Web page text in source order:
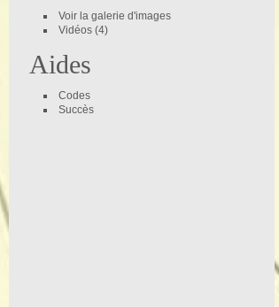
Voir la galerie d'images
Vidéos (4)
Aides
Codes
Succès